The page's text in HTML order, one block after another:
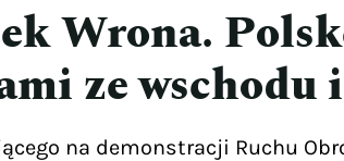
Wrona.
ze wschodu
na demonstracji Ruchu